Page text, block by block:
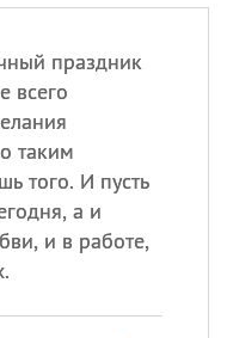
праздник
всего
таким
того. И пусть
а и
и в работе,